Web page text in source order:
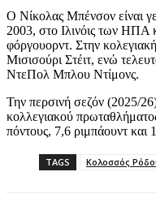
Ο Νίκολας Μπένσον είναι
2003, στο Ιλινόις των ΗΠΑ
φόργουορντ. Στην
Μισισούρι Στέιτ, ενώ
ΝτεΠολ Μπλου Ντίμονς.
Την περσινή σεζόν (2025/
κολλεγιακού
πόντους, 7,6 ριμπάουντ και
TAGS Κολοσσός